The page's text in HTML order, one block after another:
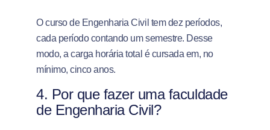
O curso de Engenharia Civil tem dez períodos,
cada período contando um semestre. Desse
modo, a carga horária total é cursada em, no
mínimo, cinco anos.
4. Por que fazer uma faculdade
de Engenharia Civil?